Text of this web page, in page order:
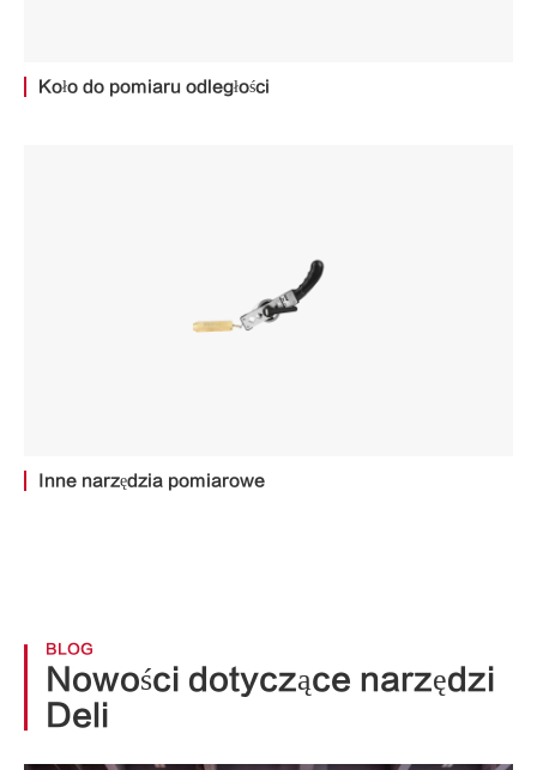
Koło do pomiaru odległości
Inne narzędzia pomiarowe
BLOG
Nowości dotyczące narzędzi
Deli